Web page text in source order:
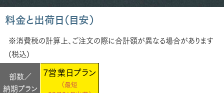
料金と出荷日（目安）
※消費税の計算上、ご注文の際に合計額が異なる場合があります
(税込)
部数／
納期プラン
7営業日プラン
（最短